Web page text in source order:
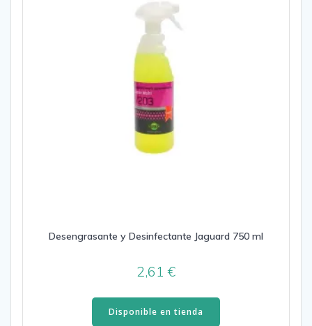
Desengrasante y Desinfectante Jaguard 750 ml
2,61€
Disponible en tienda